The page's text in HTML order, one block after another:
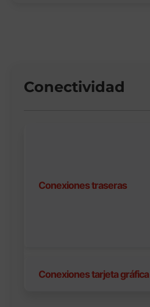
Conectividad
Conexiones traseras
Conexiones tarjeta gráfica